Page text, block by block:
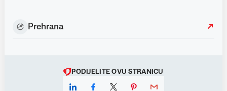
Prehrana
PODIJELITE OVU STRANICU